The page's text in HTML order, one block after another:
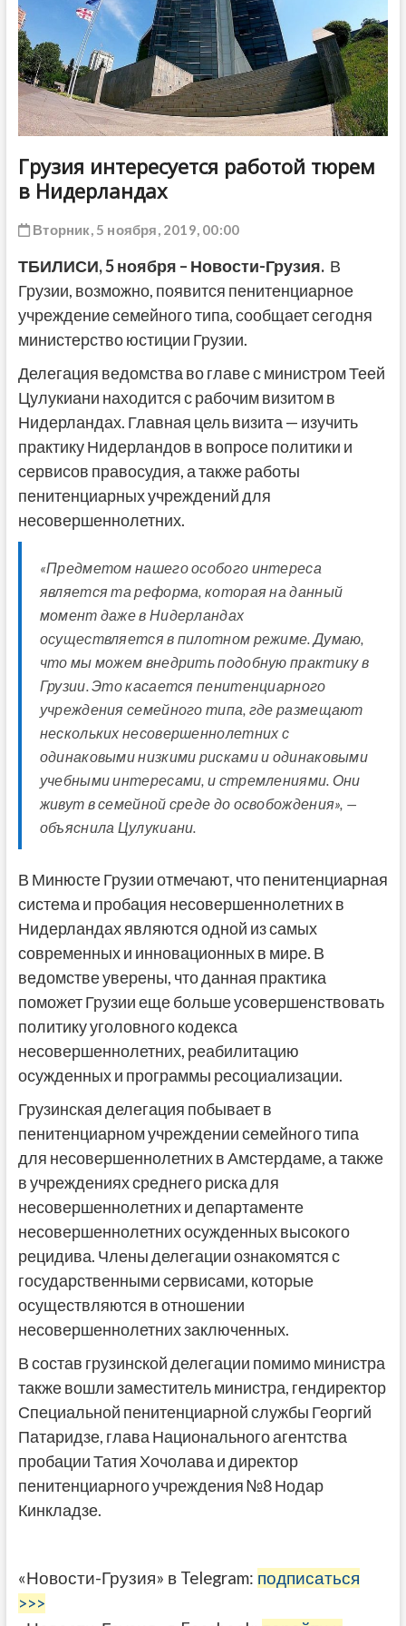
Грузия интересуется работой тюрем
в Нидерландах
Вторник, 5 ноября, 2019, 00:00
ТБИЛИСИ,5 ноября – Новости-Грузия. В
Грузии, возможно, появится пенитенциарное
учреждение семейного типа, сообщает сегодня
министерство юстиции Грузии.
Делегация ведомства во главе с министром Теей
Цулукиани находится с рабочим визитом в
Нидерландах. Главная цель визита — изучить
практику Нидерландов в вопросе политики и
сервисов правосудия, а также работы
пенитенциарных учреждений для
несовершеннолетних.
«Предметом нашего особого интереса
является та реформа, которая на данный
момент даже в Нидерландах
осуществляется в пилотном режиме. Думаю,
что мы можем внедрить подобную практику в
Грузии. Это касается пенитенциарного
учреждения семейного типа, где размещают
нескольких несовершеннолетних с
одинаковыми низкими рисками и одинаковыми
учебными интересами, и стремлениями. Они
живут в семейной среде до освобождения», —
объяснила Цулукиани.
В Минюсте Грузии отмечают, что пенитенциарная
система и пробация несовершеннолетних в
Нидерландах являются одной из самых
современных и инновационных в мире. В
ведомстве уверены, что данная практика
поможет Грузии еще больше усовершенствовать
политику уголовного кодекса
несовершеннолетних, реабилитацию
осужденных и программы ресоциализации.
Грузинская делегация побывает в
пенитенциарном учреждении семейного типа
для несовершеннолетних в Амстердаме, а также
в учреждениях среднего риска для
несовершеннолетних и департаменте
несовершеннолетних осужденных высокого
рецидива. Члены делегации ознакомятся с
государственными сервисами, которые
осуществляются в отношении
несовершеннолетних заключенных.
В состав грузинской делегации помимо министра
также вошли заместитель министра, гендиректор
Специальной пенитенциарной службы Георгий
Патаридзе, глава Национального агентства
пробации Татия Хочолава и директор
пенитенциарного учреждения №8 Нодар
Кинкладзе.
«Новости-Грузия» в Telegram: подписаться
>>>